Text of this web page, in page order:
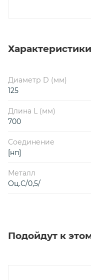
Характеристики
Диаметр D (мм)
125
Длина L (мм)
700
Соединение
[нп]
Металл
Оц.С/0,5/
Подойдут к